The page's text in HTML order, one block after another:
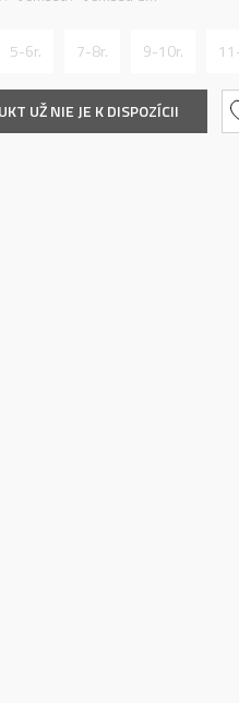
5-6r. 7-8r. 9-10r.
UŽ NIE JE K DISPOZÍCII